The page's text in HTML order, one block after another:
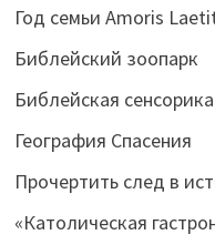
Год семьи Amoris
Библейский зоопарк
Библейская сенсорика
География Спасения
Прочертить след в
«Католическая